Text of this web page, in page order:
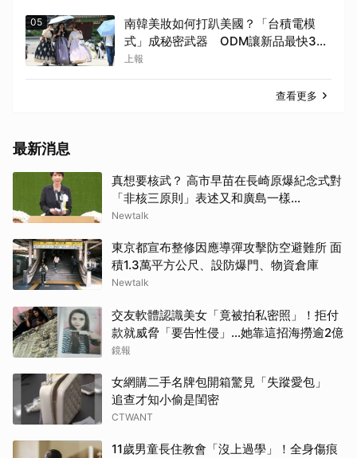
05
南韓美妝如何打趴美國？「台積電模
式」成秘密武器 ODM讓新品最快3個
月量產
上報
查看更多
最新消息
真想要核武？ 高市早苗在長崎原爆紀念式對
「非核三原則」表述又和廣島一樣...
Newtalk
東京都宣布整修因應導彈攻擊防空避難所 面
積1.3萬平方公尺、設防爆門、物資倉庫
Newtalk
交友軟體認識美女「竟被拍私密照」！拒付
款就威脅「要告性侵」…她靠這招海撈逾2億
鏡報
女網購二手名牌包開箱驚見「失蹤愛包」
追查才知小偷是閨密
CTWANT
11歲男童長住教會「沒上過學」！全身傷痕